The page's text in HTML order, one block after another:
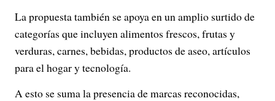
La propuesta también se apoya en un amplio surtido de
categorías que incluyen alimentos frescos, frutas y
verduras, carnes, bebidas, productos de aseo, artículos
para el hogar y tecnología.
A esto se suma la presencia de marcas reconocidas,